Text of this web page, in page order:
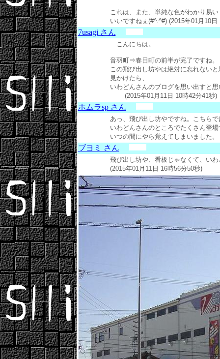
これは、また、単純な色がわかり易
いいですねぇ(#^.^#) (2015年01月10日
7usagi さん
こんにちは。
音羽町⇒春日町の前半が完了ですね。
この飛び出し坊やは絶対に忘れない
見かけたら、
いわどんさんのブログを思い出すと
(2015年01月11日 10時42分41秒)
ホムラsp さん
あっ、飛び出し坊やですね。こちら
いわどんさんのところでたくさん登
いつの間にやら覚えてしまいました
ブヨミ さん
飛び出し坊や、看板じゃなくて、い
(2015年01月11日 16時56分50秒)